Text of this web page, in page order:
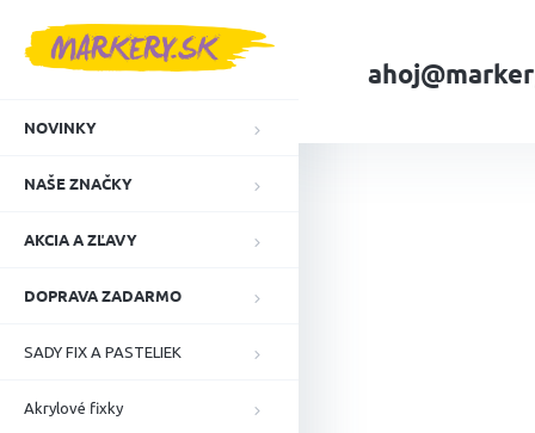
NOVINKY
NAŠE ZNAČKY
AKCIA A ZĽAVY
DOPRAVA ZADARMO
SADY FIX A PASTELIEK
Akrylové fixky